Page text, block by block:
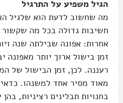
הגיל משפיע על התרגיל
מה שחשוב לדעת הוא שלגיל
חשיבות גדולה בכל מה שקשור
אחרות: אפונה שבילתה שנה
זמן בישול ארוך יותר מאפונה
רעננה. לכן, זמן הבישול של
מאוד מסיר אחד למשנהו.
בחנויות תבלינים רציניות,